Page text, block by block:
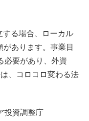
する場合、ローカル
あります。事業目
必要があり、外資
、コロコロ変わる法
投資調整庁